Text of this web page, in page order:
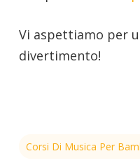
Vi aspettiamo per
divertimento!
Corsi Di Musica Per